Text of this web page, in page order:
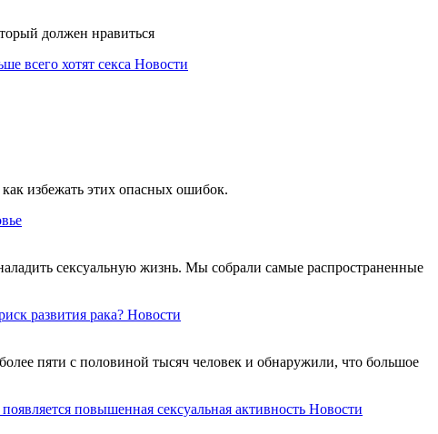
должен нравиться
всего хотят секса Новости
избежать этих опасных ошибок.
сексуальную жизнь. Мы собрали самые распространенные
развития рака? Новости
пяти с половиной тысяч человек и обнаружили, что большое
повышенная сексуальная активность Новости